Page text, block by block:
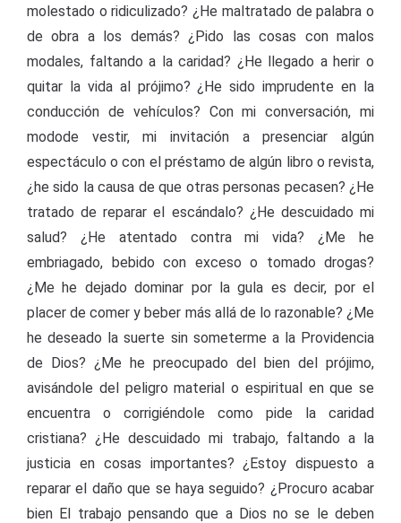
molestado o ridiculizado? ¿He maltratado de palabra o
de obra a los demás? ¿Pido las cosas con malos
modales, faltando a la caridad? ¿He llegado a herir o
quitar la vida al prójimo? ¿He sido imprudente en la
conducción de vehículos? Con mi conversación, mi
modode vestir, mi invitación a presenciar algún
espectáculo o con el préstamo de algún libro o revista,
¿he sido la causa de que otras personas pecasen? ¿He
tratado de reparar el escándalo? ¿He descuidado mi
salud? ¿He atentado contra mi vida? ¿Me he
embriagado, bebido con exceso o tomado drogas?
¿Me he dejado dominar por la gula es decir, por el
placer de comer y beber más allá de lo razonable? ¿Me
he deseado la suerte sin someterme a la Providencia
de Dios? ¿Me he preocupado del bien del prójimo,
avisándole del peligro material o espiritual en que se
encuentra o corrigiéndole como pide la caridad
cristiana? ¿He descuidado mi trabajo, faltando a la
justicia en cosas importantes? ¿Estoy dispuesto a
reparar el daño que se haya seguido? ¿Procuro acabar
bien El trabajo pensando que a Dios no se le deben